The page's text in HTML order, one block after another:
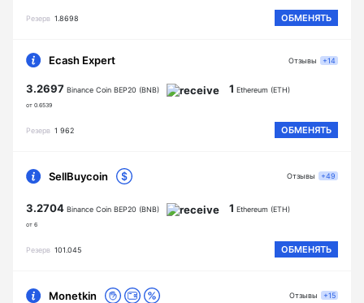
Резерв 1.8698 ОБМЕНЯТЬ
Ecash Expert
3.2697 Binance Coin BEP20 (BNB)
от 0.6539
1 Ethereum (ETH)
Резерв 1 962 ОБМЕНЯТЬ
Отзывы +14
SellBuycoin
3.2704 Binance Coin BEP20 (BNB)
от 6
1 Ethereum (ETH)
Резерв 101.045 ОБМЕНЯТЬ
Отзывы +49
Monetkin Отзывы +15